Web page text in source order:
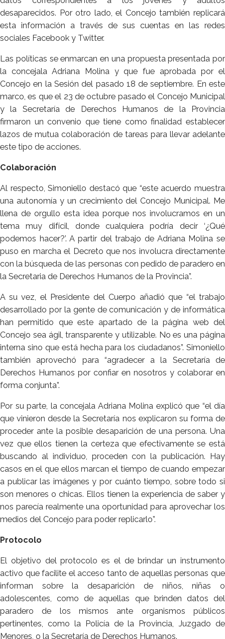
desaparecidos. Por otro lado, el Concejo también replicará
esta información a través de sus cuentas en las redes
sociales Facebook y Twitter.
Las políticas se enmarcan en una propuesta presentada por
la concejala Adriana Molina y que fue aprobada por el
Concejo en la Sesión del pasado 18 de septiembre. En este
marco, es que el 23 de octubre pasado el Concejo Municipal
y la Secretaría de Derechos Humanos de la Provincia
firmaron un convenio que tiene como finalidad establecer
lazos de mutua colaboración de tareas para llevar adelante
este tipo de acciones.
Colaboración
Al respecto, Simoniello destacó que “este acuerdo muestra
una autonomía y un crecimiento del Concejo Municipal. Me
llena de orgullo esta idea porque nos involucramos en un
tema muy difícil, donde cualquiera podría decir ‘¿Qué
podemos hacer?’. A partir del trabajo de Adriana Molina se
puso en marcha el Decreto que nos involucra directamente
con la búsqueda de las personas con pedido de paradero en
la Secretaria de Derechos Humanos de la Provincia”.
A su vez, el Presidente del Cuerpo añadió que “el trabajo
desarrollado por la gente de comunicación y de informática
han permitido que este apartado de la página web del
Concejo sea ágil, transparente y utilizable. No es una página
interna sino que está hecha para los ciudadanos”. Simoniello
también aprovechó para “agradecer a la Secretaría de
Derechos Humanos por confiar en nosotros y colaborar en
forma conjunta”.
Por su parte, la concejala Adriana Molina explicó que “el día
que vinieron desde la Secretaría nos explicaron su forma de
proceder ante la posible desaparición de una persona. Una
vez que ellos tienen la certeza que efectivamente se está
buscando al individuo, proceden con la publicación. Hay
casos en el que ellos marcan el tiempo de cuando empezar
a publicar las imágenes y por cuánto tiempo, sobre todo si
son menores o chicas. Ellos tienen la experiencia de saber y
nos parecía realmente una oportunidad para aprovechar los
medios del Concejo para poder replicarlo”.
Protocolo
El objetivo del protocolo es el de brindar un instrumento
activo que facilite el acceso tanto de aquellas personas que
informan sobre la desaparición de niños, niñas o
adolescentes, como de aquellas que brinden datos del
paradero de los mismos ante organismos públicos
pertinentes, como la Policía de la Provincia, Juzgado de
Menores, o la Secretaría de Derechos Humanos.